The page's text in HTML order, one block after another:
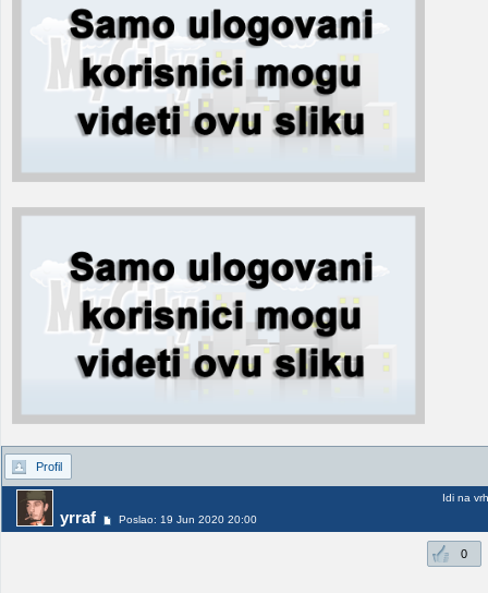
Profil
yrraf Poslao: 19 Jun 2020 20:00
Idi na vrh
0